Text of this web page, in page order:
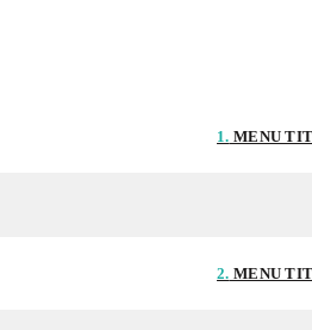
1. MENU
2. MENU